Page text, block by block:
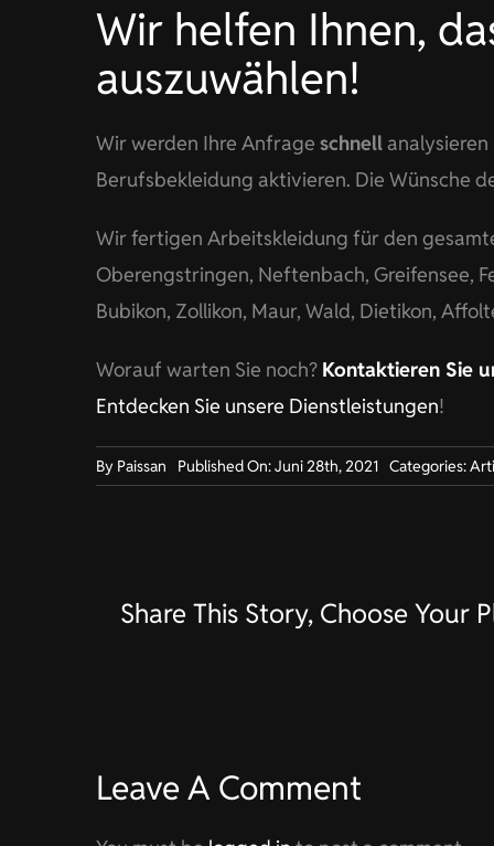
Wir helfen Ihnen,
auszuwählen!
Wir werden Ihre Anfrage schnellanalysieren
Berufsbekleidung aktivieren. Die Wünsche
Wir fertigen Arbeitskleidung für den
Oberengstringen, Neftenbach, Greifensee,
Bubikon, Zollikon, Maur, Wald, Dietikon,
Worauf warten Sie noch? Kontaktieren Sie
Entdecken Sie unsere Dienstleistungen!
By Paissan Published On: Juni 28th, 2021 Categories:
Share This Story, Choose Your
Leave A Comment